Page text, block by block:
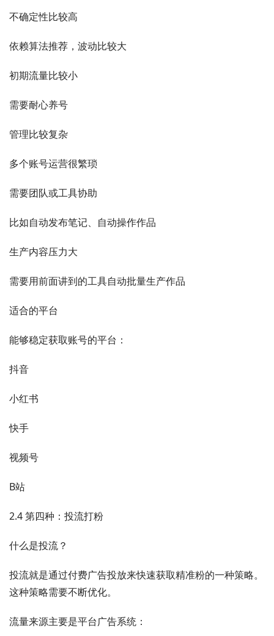
不确定性比较高
依赖算法推荐，波动比较大
初期流量比较小
需要耐心养号
管理比较复杂
多个账号运营很繁琐
需要团队或工具协助
比如自动发布笔记、自动操作作品
生产内容压力大
需要用前面讲到的工具自动批量生产作品
适合的平台
能够稳定获取账号的平台：
抖音
小红书
快手
视频号
B站
2.4 第四种：投流打粉
什么是投流？
投流就是通过付费广告投放来快速获取精准粉的一种策略。
这种策略需要不断优化。
流量来源主要是平台广告系统：